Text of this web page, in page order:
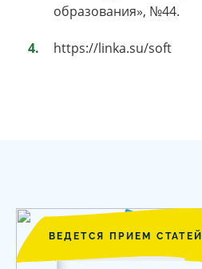
образования», №44.
https://linka.su/soft
ВЕДЕТСЯ ПРИЕМ СТАТЕЙ